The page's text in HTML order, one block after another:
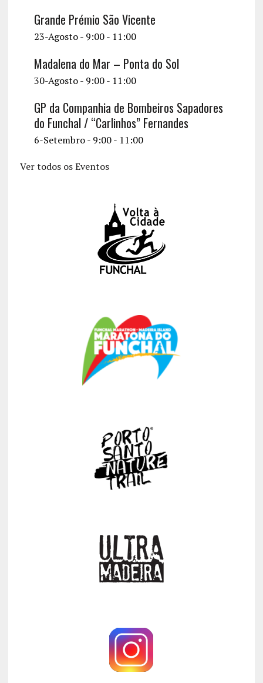
Grande Prémio São Vicente
23-Agosto - 9:00- 11:00
Madalena do Mar – Ponta do Sol
30-Agosto - 9:00- 11:00
GP da Companhia de Bombeiros Sapadores
do Funchal / “Carlinhos” Fernandes
6-Setembro - 9:00- 11:00
Ver todos os Eventos